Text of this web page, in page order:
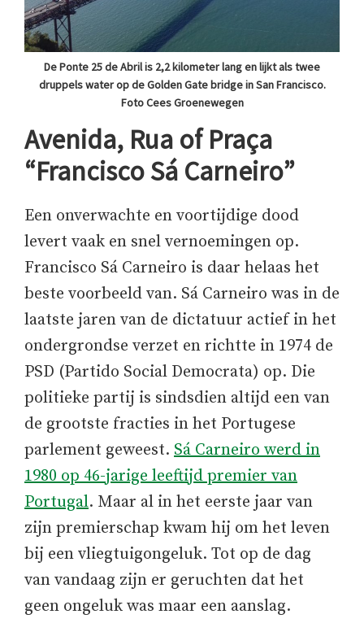
De Ponte 25 de Abril is 2,2 kilometer lang en lijkt als twee
druppels water op de Golden Gate bridge in San Francisco.
Foto Cees Groenewegen
Avenida, Rua of Praça
“Francisco Sá Carneiro”
Een onverwachte en voortijdige dood
levert vaak en snel vernoemingen op.
Francisco Sá Carneiro is daar helaas het
beste voorbeeld van. Sá Carneiro was in de
laatste jaren van de dictatuur actief in het
ondergrondse verzet en richtte in 1974 de
PSD (Partido Social Democrata) op. Die
politieke partij is sindsdien altijd een van
de grootste fracties in het Portugese
parlement geweest. Sá Carneiro werd in
1980 op 46-jarige leeftijd premier van
Portugal. Maar al in het eerste jaar van
zijn premierschap kwam hij om het leven
bij een vliegtuigongeluk. Tot op de dag
van vandaag zijn er geruchten dat het
geen ongeluk was maar een aanslag.